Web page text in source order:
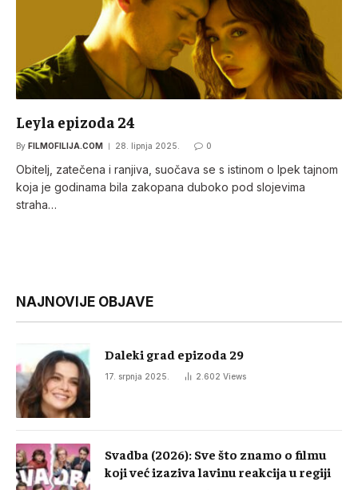
Leyla epizoda 24
By FILMOFILIJA.COM 28. lipnja 2025. 0
Obitelj, zatečena i ranjiva, suočava se s istinom o Ipek tajnom
koja je godinama bila zakopana duboko pod slojevima
straha…
NAJNOVIJE OBJAVE
Daleki grad epizoda 29
17. srpnja 2025. 2.602 Views
Svadba (2026): Sve što znamo o filmu
koji već izaziva lavinu reakcija u regiji